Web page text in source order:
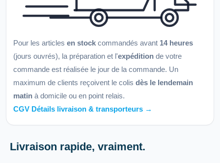
Pour les articles en stock commandés avant 14 heures
(jours ouvrés), la préparation et l'expédition de votre
commande est réalisée le jour de la commande. Un
maximum de clients reçoivent le colis dès le lendemain
matin à domicile ou en point relais.
CGV Détails livraison & transporteurs →
Livraison rapide, vraiment.